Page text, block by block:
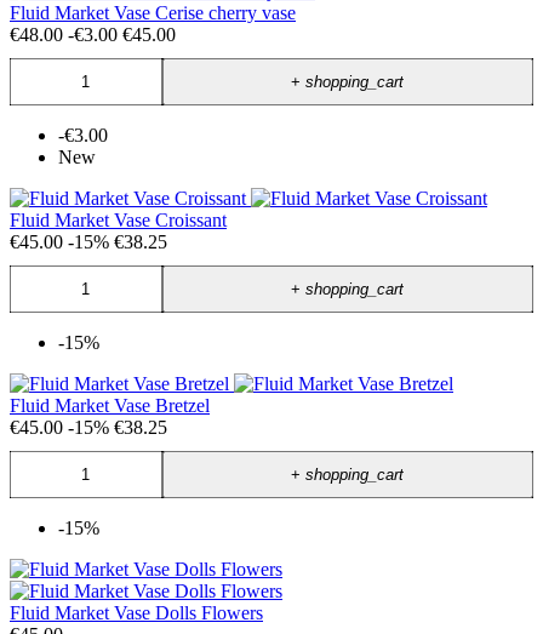
Fluid Market Vase Cerise cherry vase
€48.00 -€3.00 €45.00
+shopping_cart
-€3.00
New
Fluid Market Vase Croissant
€45.00 -15% €38.25
+shopping_cart
-15%
Fluid Market Vase Bretzel
€45.00 -15% €38.25
+shopping_cart
-15%
Fluid Market Vase Dolls Flowers